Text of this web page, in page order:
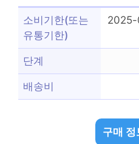
소비기한(또는
유통기한)
2025-
단계
배송비
구매 정